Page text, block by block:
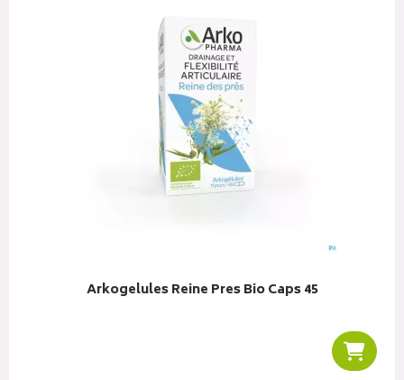
Arkogelules Reine Pres Bio Caps 45